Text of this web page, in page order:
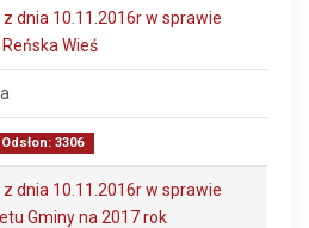
dnia 10.11.2016r w sprawie
Wieś
Odsłon: 3306
dnia 10.11.2016r w sprawie
Gminy na 2017 rok